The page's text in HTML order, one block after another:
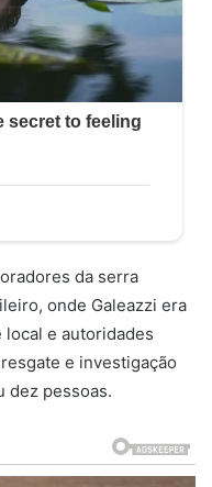
da serra
onde Galeazzi era
e autoridades
e investigação
dez pessoas.